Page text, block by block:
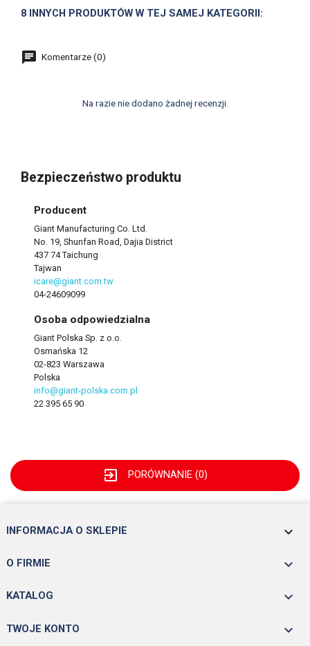
8 INNYCH PRODUKTÓW W TEJ SAMEJ KATEGORII:
Komentarze (0)
Na razie nie dodano żadnej recenzji.
Bezpieczeństwo produktu
Producent
Giant Manufacturing Co. Ltd.
No. 19, Shunfan Road, Dajia District
437 74 Taichung
Tajwan
icare@giant.com.tw
04-24609099
Osoba odpowiedzialna
Giant Polska Sp. z o.o.
Osmańska 12
02-823 Warszawa
Polska
info@giant-polska.com.pl
22 395 65 90
exit_to_app PORÓWNANIE (0)
INFORMACJA O SKLEPIE keyboard_arrow_down
O FIRMIE 
KATALOG 
TWOJE KONTO 